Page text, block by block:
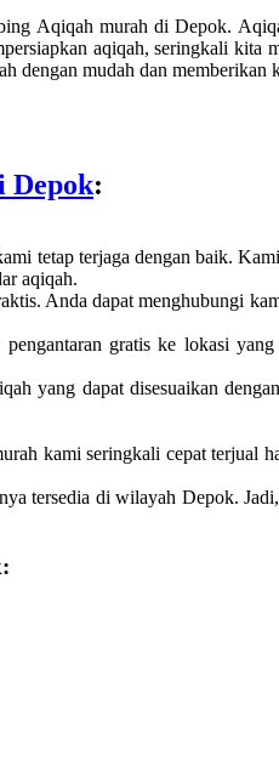
Aqiqah murah di Depok.
aqiqah, seringkali
dengan mudah dan memberikan
Depok:
tetap terjaga dengan baik.
aqiqah.
Anda dapat menghubungi
gratis ke lokasi
yang dapat disesuaikan
kami seringkali cepat terjual
tersedia di wilayah Depok.